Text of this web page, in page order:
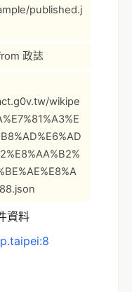
published.j
政誌
wikipe
資料